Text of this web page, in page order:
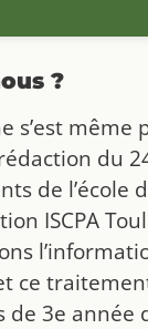
?
s’est même
du
de l’école
ISCPA
ce
3e année